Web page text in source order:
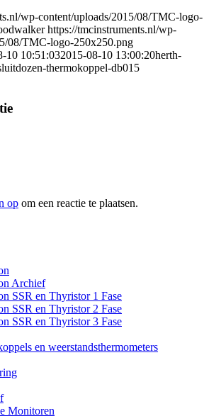
wp-content/uploads/2015/08/TMC-logo-
https://tmcinstruments.nl/wp-
08/TMC-logo-250x250.png
10 10:51:032015-08-10 13:00:20herth-
thermokoppel-db015
op om een reactie te plaatsen.
Archief
SSR en Thyristor 1 Fase
SSR en Thyristor 2 Fase
SSR en Thyristor 3 Fase
en weerstandsthermometers
Monitoren